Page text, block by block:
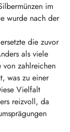
im
wurde nach der
die zuvor
als viele
zahlreichen
was zu einer
Vielfalt
reizvoll, da